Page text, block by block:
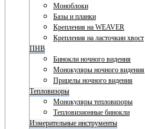
Моноблоки
Базы и планки
Крепления на WEAVER
Крепления на ласточкин хвост
ПНВ
Бинокли ночного видения
Монокуляры ночного видения
Прицелы ночного видения
Тепловизоры
Монокуляры тепловизоры
Тепловизионные бинокли
Измерительные инструменты